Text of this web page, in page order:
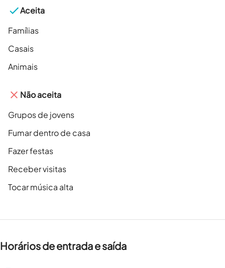
Aceita
Famílias
Casais
Animais
Não aceita
Grupos de jovens
Fumar dentro de casa
Fazer festas
Receber visitas
Tocar música alta
Horários de entrada e saída